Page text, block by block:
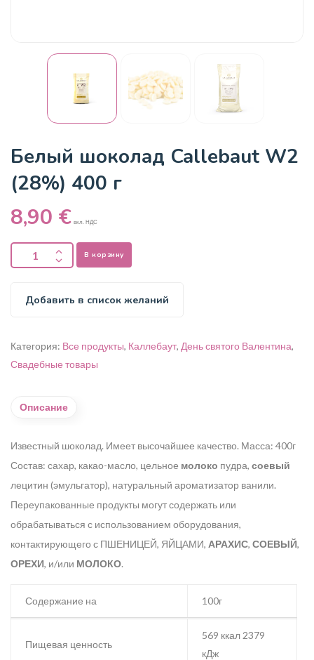
Белый шоколад Callebaut W2
(28%) 400 г
8,90 € вкл. НДС
В корзину
Добавить в список желаний
Категория: Все продукты, Каллебаут, День святого Валентина,
Свадебные товары
Описание
Известный шоколад. Имеет высочайшее качество. Масса: 400г
Состав: сахар, какао-масло, цельное молоко пудра, соевый
лецитин (эмульгатор), натуральный ароматизатор ванили.
Переупакованные продукты могут содержать или
обрабатываться с использованием оборудования,
контактирующего с ПШЕНИЦЕЙ, ЯЙЦАМИ, АРАХИС, СОЕВЫЙ,
ОРЕХИ, и/или МОЛОКО.
Содержание на 100г
Пищевая ценность
569 ккал 2379
кДж